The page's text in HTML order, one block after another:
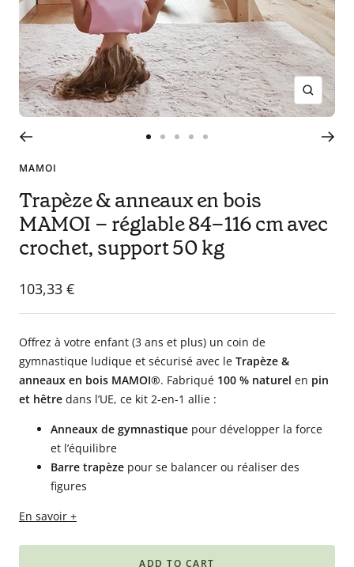
en
tant
que
parents
pour
votre
pour
de
maman
au
bain
Meilleurs
sur
Babyphones,
coussins
et
de
Zoom
1 2 3 4 5
MAMOI
Trapèze & anneaux en bois
MAMOI – réglable 84–116 cm avec
crochet, support 50 kg
Sale
price
103,33 €
Offrez à votre enfant (3 ans et plus) un coin de
gymnastique ludique et sécurisé avec le Trapèze &
anneaux en bois MAMOI®. Fabriqué 100 % naturel en pin
et hêtre dans l’UE, ce kit 2-en-1 allie :
Anneaux de gymnastique pour développer la force
et l’équilibre
Barre trapèze pour se balancer ou réaliser des
figures
En savoir +
ADD TO CART